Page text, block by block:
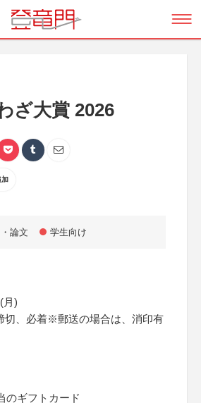
ざ大賞 2026
加
論文 学生向け
月)
切、必着※郵送の場合は、消印有
ギフトカード